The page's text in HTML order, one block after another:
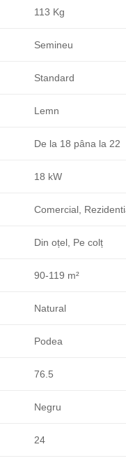
113 Kg
Semineu
Standard
Lemn
De la 18 pâna la 22
18 kW
Comercial,
Din oțel, Pe colț
90-119 m²
Natural
Podea
76.5
Negru
24